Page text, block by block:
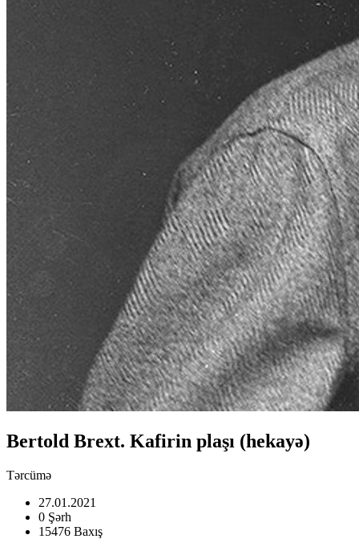
Bertold Brext. Kafirin plaşı (hekayə)
Tərcümə
27.01.2021
0 Şərh
15476 Baxış